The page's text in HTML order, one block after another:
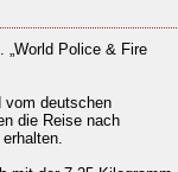
„World Police & Fire
vom deutschen
die Reise nach